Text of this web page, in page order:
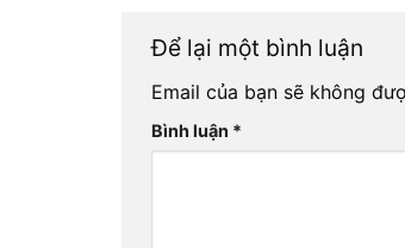
Để lại một bình luận
Email của bạn sẽ không
Bình luận *